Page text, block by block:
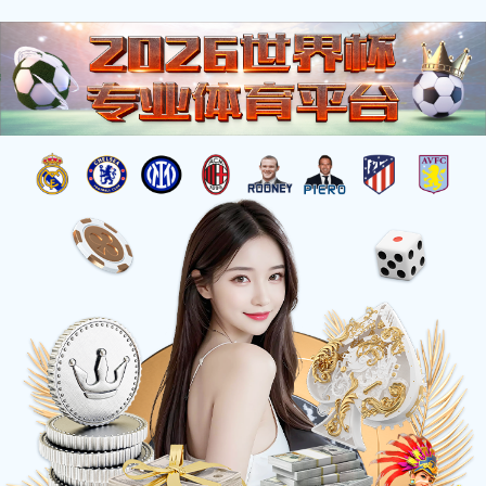
欢迎来到世界杯网页！
资质荣誉|招贤纳士
服务热线：400-6585-899
搜索